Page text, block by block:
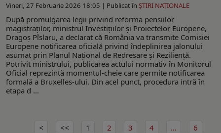
Vineri, 27 Februarie 2026 18:05 | Publicat în ŞTIRI NAŢIONALE
După promulgarea legii privind reforma pensiilor
magistraților, ministrul Investițiilor și Proiectelor Europene,
Dragoș Pîslaru, a declarat că România va transmite Comisiei
Europene notificarea oficială privind îndeplinirea jalonului
asumat prin Planul Național de Redresare și Reziliență.
Potrivit ministrului, publicarea actului normativ în Monitorul
Oficial reprezintă momentul-cheie care permite notificarea
formală a Bruxelles-ului. Din acel punct, procedura intră în
etapa d ...
1 2 3 4 ...
6